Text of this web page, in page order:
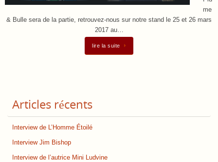
me
& Bulle sera de la partie, retrouvez-nous sur notre stand le 25 et 26 mars
2017 au…
lire la suite
Articles récents
Interview de L’Homme Étoilé
Interview Jim Bishop
Interview de l’autrice Mini Ludvine